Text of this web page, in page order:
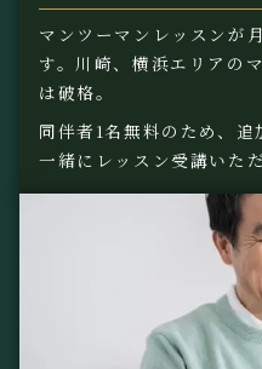
マンツーマンレッスンが
す。川崎、横浜エリアの
は破格。
同伴者1名無料のため、
一緒にレッスン受講いた